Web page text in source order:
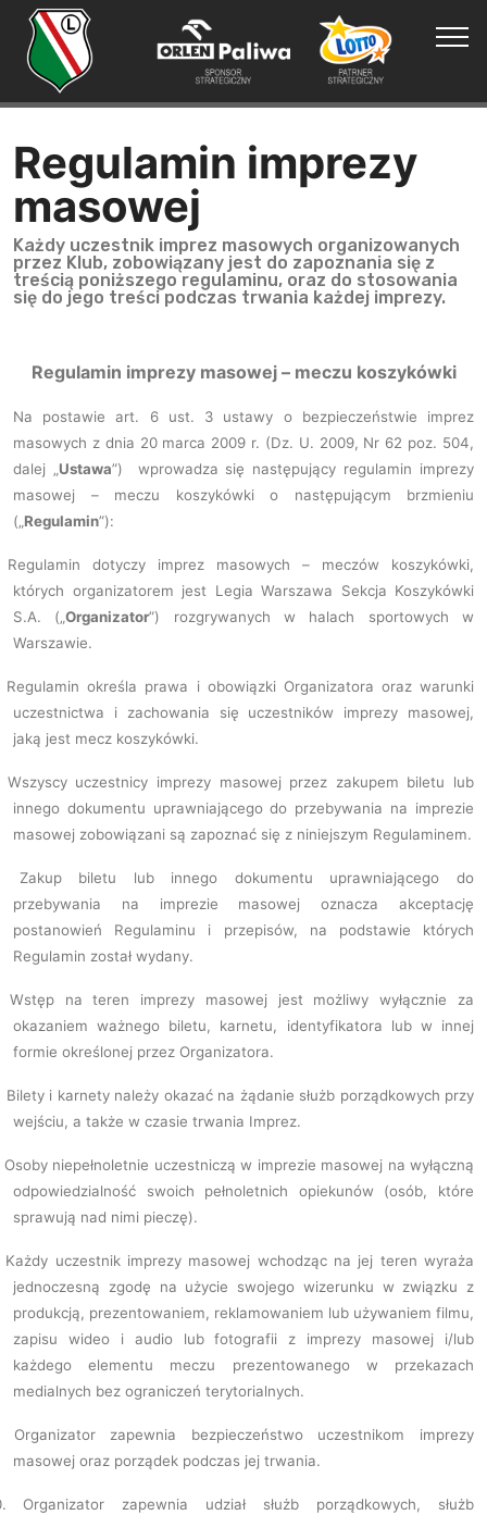
Regulamin imprezy
masowej
Każdy uczestnik imprez masowych organizowanych
przez Klub, zobowiązany jest do zapoznania się z
treścią poniższego regulaminu, oraz do stosowania
się do jego treści podczas trwania każdej imprezy.
Regulamin imprezy masowej – meczu koszykówki
Na postawie art. 6 ust. 3 ustawy o bezpieczeństwie imprez
masowych z dnia 20 marca 2009 r. (Dz. U. 2009, Nr 62 poz. 504,
dalej „Ustawa”) wprowadza się następujący regulamin imprezy
masowej – meczu koszykówki o następującym brzmieniu
(„Regulamin”):
Regulamin dotyczy imprez masowych – meczów koszykówki,
których organizatorem jest Legia Warszawa Sekcja Koszykówki
S.A. („Organizator”) rozgrywanych w halach sportowych w
Warszawie.
Regulamin określa prawa i obowiązki Organizatora oraz warunki
uczestnictwa i zachowania się uczestników imprezy masowej,
jaką jest mecz koszykówki.
Wszyscy uczestnicy imprezy masowej przez zakupem biletu lub
innego dokumentu uprawniającego do przebywania na imprezie
masowej zobowiązani są zapoznać się z niniejszym Regulaminem.
Zakup biletu lub innego dokumentu uprawniającego do
przebywania na imprezie masowej oznacza akceptację
postanowień Regulaminu i przepisów, na podstawie których
Regulamin został wydany.
Wstęp na teren imprezy masowej jest możliwy wyłącznie za
okazaniem ważnego biletu, karnetu, identyfikatora lub w innej
formie określonej przez Organizatora.
Bilety i karnety należy okazać na żądanie służb porządkowych przy
wejściu, a także w czasie trwania Imprez.
Osoby niepełnoletnie uczestniczą w imprezie masowej na wyłączną
odpowiedzialność swoich pełnoletnich opiekunów (osób, które
sprawują nad nimi pieczę).
Każdy uczestnik imprezy masowej wchodząc na jej teren wyraża
jednoczesną zgodę na użycie swojego wizerunku w związku z
produkcją, prezentowaniem, reklamowaniem lub używaniem filmu,
zapisu wideo i audio lub fotografii z imprezy masowej i/lub
każdego elementu meczu prezentowanego w przekazach
medialnych bez ograniczeń terytorialnych.
Organizator zapewnia bezpieczeństwo uczestnikom imprezy
masowej oraz porządek podczas jej trwania.
Organizator zapewnia udział służb porządkowych, służb